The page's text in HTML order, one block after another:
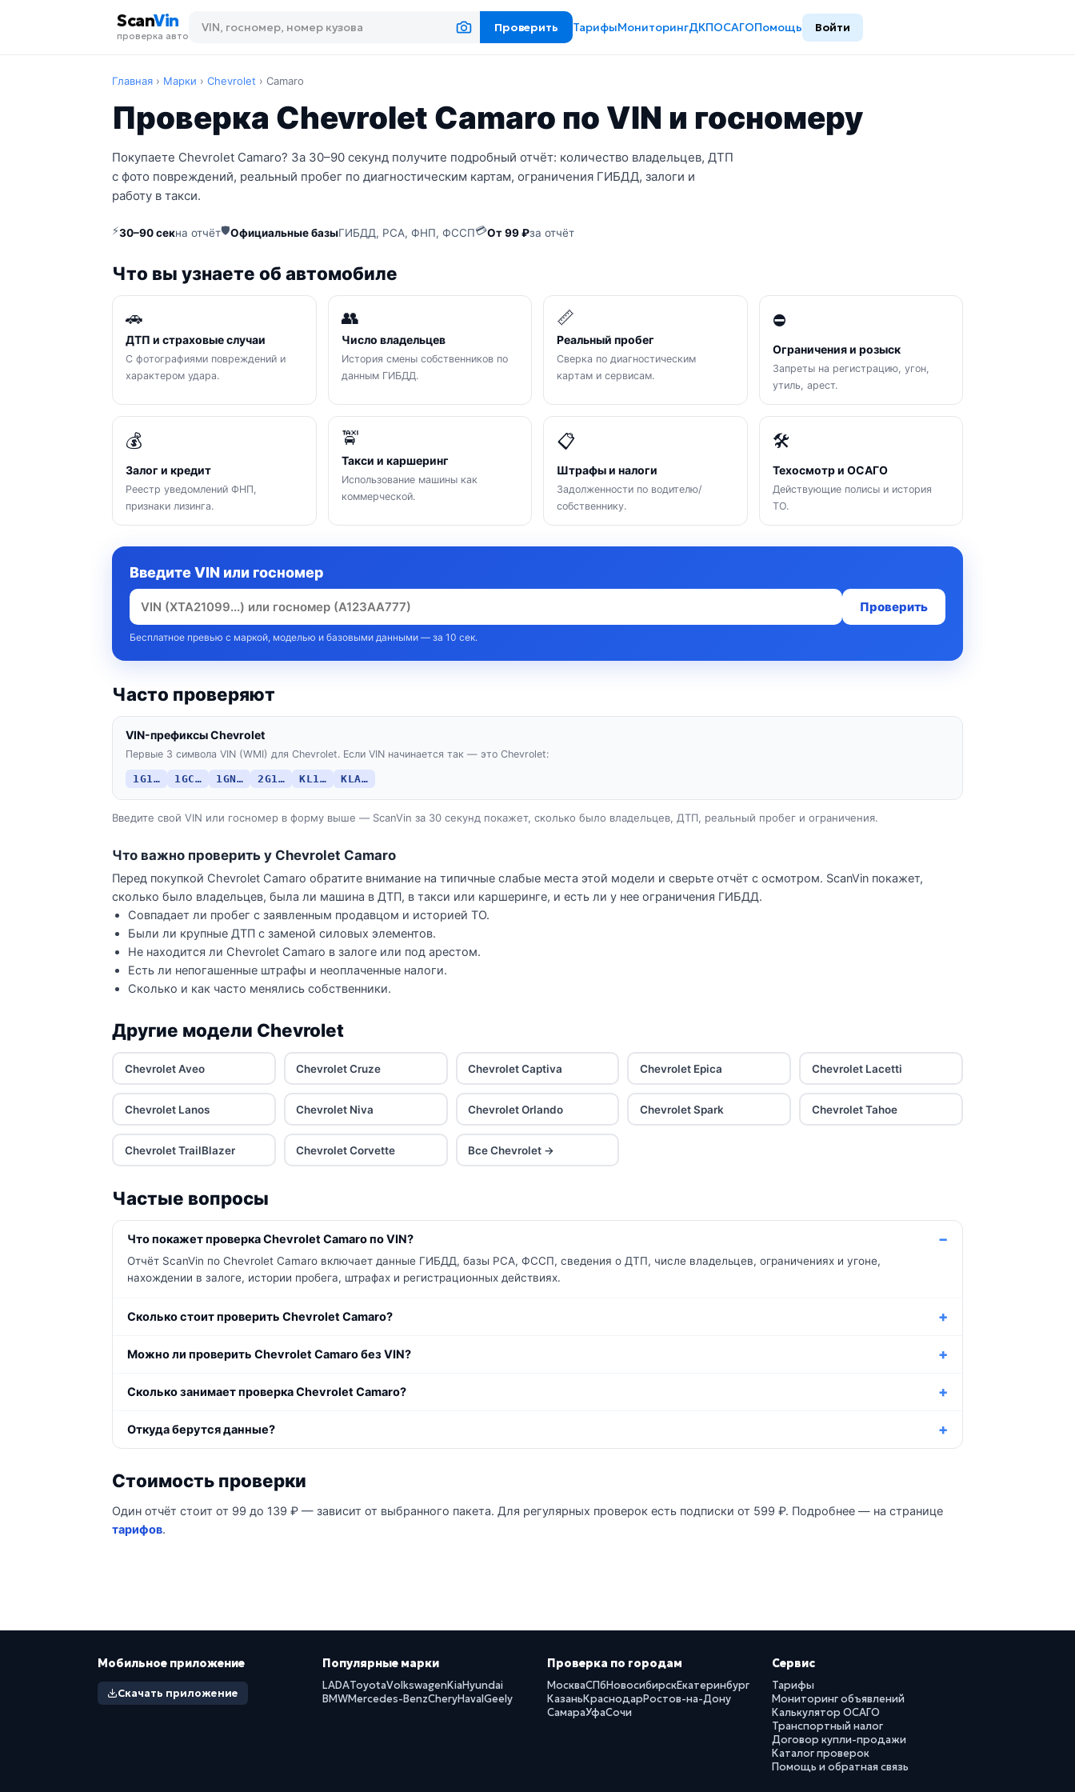
ScanVin
проверка авто
Проверить ТарифыМониторингДКПОСАГОПомощь Войти
Главная › Марки › Chevrolet › Camaro
Проверка Chevrolet Camaro по VIN и госномеру
Покупаете Chevrolet Camaro? За 30–90 секунд получите подробный отчёт: количество владельцев, ДТП
с фото повреждений, реальный пробег по диагностическим картам, ограничения ГИБДД, залоги и
работу в такси.
⚡30–90 секна отчёт🛡Официальные базыГИБДД, РСА, ФНП, ФССП💳От 99 ₽за отчёт
Что вы узнаете об автомобиле
🚗
ДТП и страховые случаи
С фотографиями повреждений и
характером удара.
👥
Число владельцев
История смены собственников по
данным ГИБДД.
📏
Реальный пробег
Сверка по диагностическим
картам и сервисам.
⛔
Ограничения и розыск
Запреты на регистрацию, угон,
утиль, арест.
💰
Залог и кредит
Реестр уведомлений ФНП,
признаки лизинга.
🚖
Такси и каршеринг
Использование машины как
коммерческой.
📋
Штрафы и налоги
Задолженности по водителю/
собственнику.
🛠
Техосмотр и ОСАГО
Действующие полисы и история
ТО.
Введите VIN или госномер
Проверить
Бесплатное превью с маркой, моделью и базовыми данными — за 10 сек.
Часто проверяют
VIN-префиксы Chevrolet
Первые 3 символа VIN (WMI) для Chevrolet. Если VIN начинается так — это Chevrolet:
1G1… 1GC… 1GN… 2G1… KL1… KLA…
Введите свой VIN или госномер в форму выше — ScanVin за 30 секунд покажет, сколько было владельцев, ДТП, реальный пробег и ограничения.
Что важно проверить у Chevrolet Camaro
Перед покупкой Chevrolet Camaro обратите внимание на типичные слабые места этой модели и сверьте отчёт с осмотром. ScanVin покажет,
сколько было владельцев, была ли машина в ДТП, в такси или каршеринге, и есть ли у нее ограничения ГИБДД.
Совпадает ли пробег с заявленным продавцом и историей ТО.
Были ли крупные ДТП с заменой силовых элементов.
Не находится ли Chevrolet Camaro в залоге или под арестом.
Есть ли непогашенные штрафы и неоплаченные налоги.
Сколько и как часто менялись собственники.
Другие модели Chevrolet
Chevrolet Aveo Chevrolet Cruze Chevrolet Captiva Chevrolet Epica Chevrolet Lacetti
Chevrolet Lanos Chevrolet Niva Chevrolet Orlando Chevrolet Spark Chevrolet Tahoe
Chevrolet TrailBlazer Chevrolet Corvette Все Chevrolet →
Частые вопросы
Что покажет проверка Chevrolet Camaro по VIN?
Отчёт ScanVin по Chevrolet Camaro включает данные ГИБДД, базы РСА, ФССП, сведения о ДТП, числе владельцев, ограничениях и угоне,
нахождении в залоге, истории пробега, штрафах и регистрационных действиях.
Сколько стоит проверить Chevrolet Camaro?
Можно ли проверить Chevrolet Camaro без VIN?
Сколько занимает проверка Chevrolet Camaro?
Откуда берутся данные?
Стоимость проверки
Один отчёт стоит от 99 до 139 ₽ — зависит от выбранного пакета. Для регулярных проверок есть подписки от 599 ₽. Подробнее — на странице
тарифов.
Мобильное приложение
Скачать приложение
Популярные марки
LADAToyotaVolkswagenKiaHyundai
BMWMercedes-BenzCheryHavalGeely
Проверка по городам
МоскваСПбНовосибирскЕкатеринбург
КазаньКраснодарРостов-на-Дону
СамараУфаСочи
Сервис
Тарифы
Мониторинг объявлений
Калькулятор ОСАГО
Транспортный налог
Договор купли-продажи
Каталог проверок
Помощь и обратная связь